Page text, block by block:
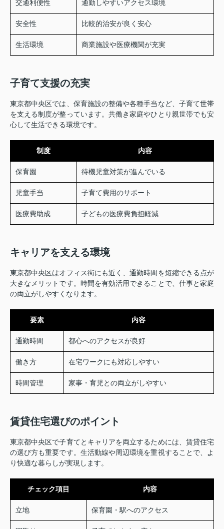
交通利便性 通勤しやすいアクセス環境
安全性 比較的治安が良く安心
生活環境 商業施設や医療機関が充実
子育て支援の充実
東京都中央区では、保育施設の整備や各種手当など、子育て世帯
を支える制度が整っています。共働き家庭やひとり親世帯でも安
心して生活できる環境です。
制度 内容
保育園 待機児童対策が進んでいる
児童手当 子育て費用のサポート
医療費助成 子どもの医療費負担軽減
キャリアを支える環境
東京都中央区はオフィス街にも近く、通勤時間を短縮できる点が
大きなメリットです。時間を有効活用できることで、仕事と家庭
の両立がしやすくなります。
要素 内容
通勤時間 都心へのアクセスが良好
働き方 在宅ワークにも対応しやすい
時間管理 家事・育児との両立がしやすい
賃貸住宅選びのポイント
東京都中央区で子育てとキャリアを両立するためには、賃貸住宅
の選び方も重要です。生活動線や周辺環境を重視することで、よ
り快適な暮らしが実現します。
チェック項目 内容
立地 保育園・駅へのアクセス